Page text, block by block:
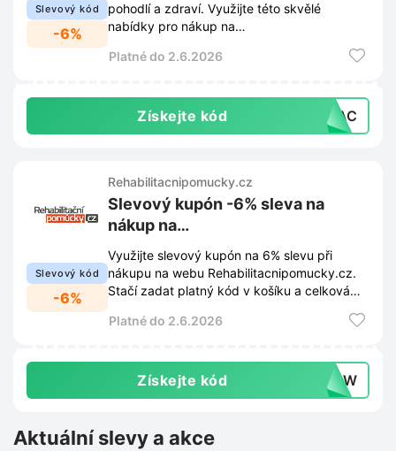
Slevový kód
-6%
pohodlí a zdraví. Využijte této skvělé
nabídky pro nákup na
Platné do 2.6.2026
Získejte kód ARAC
Slevový kód
-6%
Rehabilitacnipomucky.cz
Slevový kupón -6% sleva na
nákup na
Rehabilitacnipomucky.cz
Využijte slevový kupón na 6% slevu při
nákupu na webu Rehabilitacnipomucky.cz.
Stačí zadat platný kód v košíku a celková
Platné do 2.6.2026
Získejte kód CQ6W
Aktuální slevy a akce